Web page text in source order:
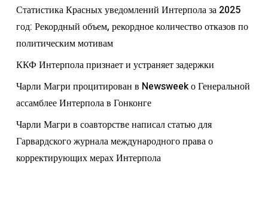
Статистика Красных уведомлений Интерпола за 2025
год: Рекордный объем, рекордное количество отказов по
политическим мотивам
ККФ Интерпола признает и устраняет задержки
Чарли Магри процитирован в Newsweek о Генеральной
ассамблее Интерпола в Гонконге
Чарли Магри в соавторстве написал статью для
Гарвардского журнала международного права о
корректирующих мерах Интерпола